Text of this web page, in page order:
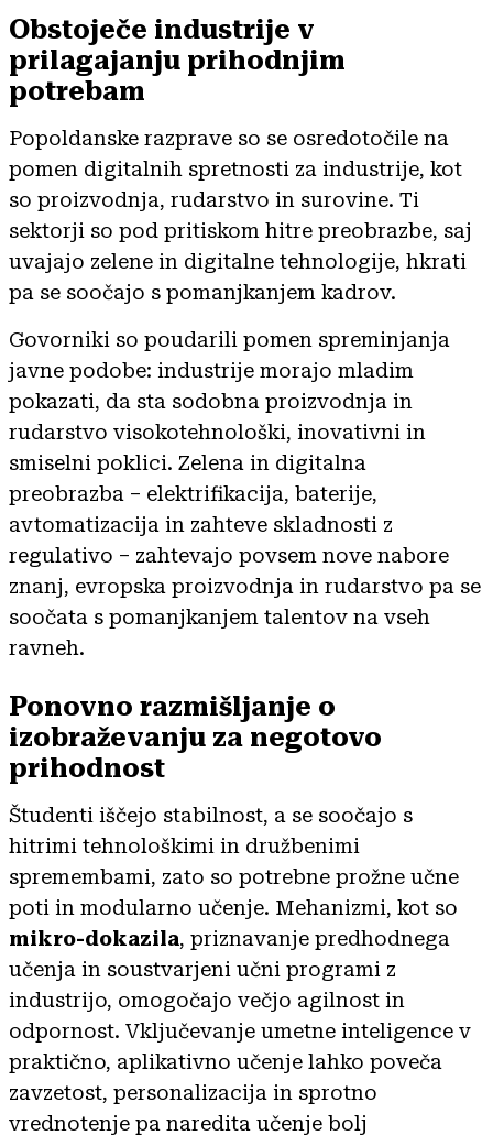
Obstoječe industrije v
prilagajanju prihodnjim
potrebam
Popoldanske razprave so se osredotočile na
pomen digitalnih spretnosti za industrije, kot
so proizvodnja, rudarstvo in surovine. Ti
sektorji so pod pritiskom hitre preobrazbe, saj
uvajajo zelene in digitalne tehnologije, hkrati
pa se soočajo s pomanjkanjem kadrov.
Govorniki so poudarili pomen spreminjanja
javne podobe: industrije morajo mladim
pokazati, da sta sodobna proizvodnja in
rudarstvo visokotehnološki, inovativni in
smiselni poklici. Zelena in digitalna
preobrazba – elektrifikacija, baterije,
avtomatizacija in zahteve skladnosti z
regulativo – zahtevajo povsem nove nabore
znanj, evropska proizvodnja in rudarstvo pa se
soočata s pomanjkanjem talentov na vseh
ravneh.
Ponovno razmišljanje o
izobraževanju za negotovo
prihodnost
Študenti iščejo stabilnost, a se soočajo s
hitrimi tehnološkimi in družbenimi
spremembami, zato so potrebne prožne učne
poti in modularno učenje. Mehanizmi, kot so
mikro-dokazila, priznavanje predhodnega
učenja in soustvarjeni učni programi z
industrijo, omogočajo večjo agilnost in
odpornost. Vključevanje umetne inteligence v
praktično, aplikativno učenje lahko poveča
zavzetost, personalizacija in sprotno
vrednotenje pa naredita učenje bolj